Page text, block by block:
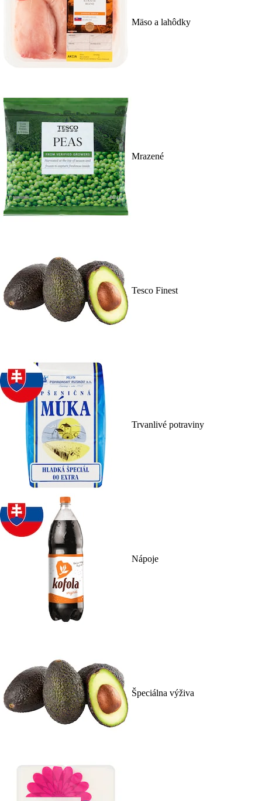
Mäso a lahôdky
Mrazené
Tesco Finest
Trvanlivé potraviny
Nápoje
Špeciálna výživa